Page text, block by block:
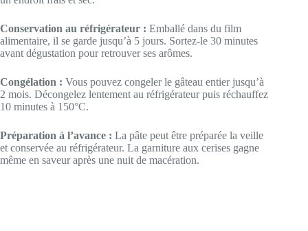
Conservation au réfrigérateur : Emballé dans du film
alimentaire, il se garde jusqu’à 5 jours. Sortez-le 30 minutes
avant dégustation pour retrouver ses arômes.
Congélation : Vous pouvez congeler le gâteau entier jusqu’à
2 mois. Décongelez lentement au réfrigérateur puis réchauffez
10 minutes à 150°C.
Préparation à l’avance : La pâte peut être préparée la veille
et conservée au réfrigérateur. La garniture aux cerises gagne
même en saveur après une nuit de macération.